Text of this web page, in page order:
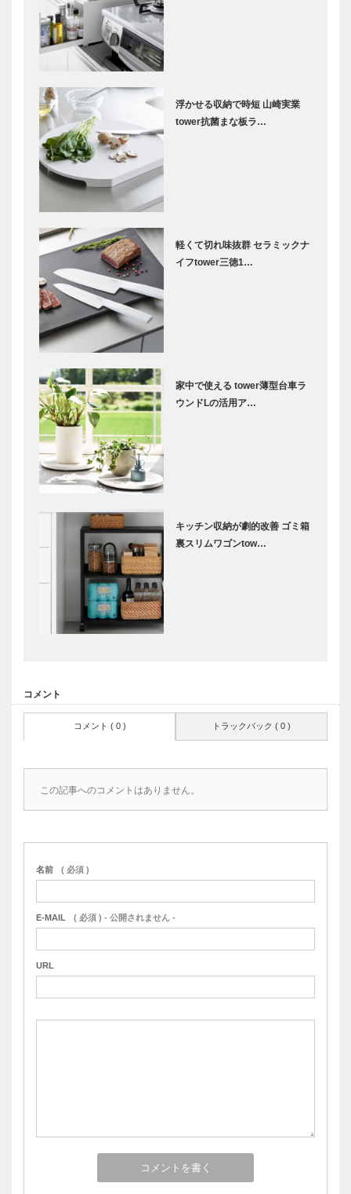
浮かせる収納で時短 山崎実業
tower抗菌まな板ラ…
軽くて切れ味抜群 セラミックナ
イフtower三徳1…
家中で使える tower薄型台車ラ
ウンドLの活用ア…
キッチン収納が劇的改善 ゴミ箱
裏スリムワゴンtow…
コメント
コメント ( 0 ) トラックバック ( 0 )
この記事へのコメントはありません。
名前 ( 必須 )
E-MAIL ( 必須 ) - 公開されません -
URL